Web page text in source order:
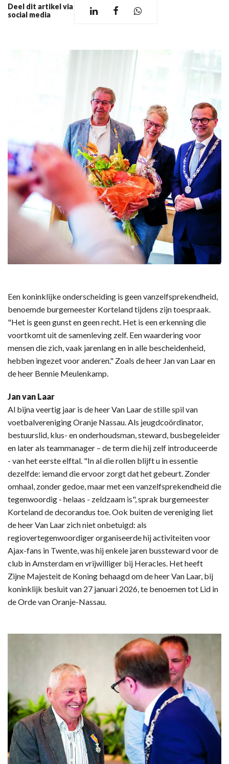
Deel dit artikel via
social media
Een koninklijke onderscheiding is geen vanzelfsprekendheid,
benoemde burgemeester Korteland tijdens zijn toespraak.
"Het is geen gunst en geen recht. Het is een erkenning die
voortkomt uit de samenleving zelf. Een waardering voor
mensen die zich, vaak jarenlang en in alle bescheidenheid,
hebben ingezet voor anderen." Zoals de heer Jan van Laar en
de heer Bennie Meulenkamp.
Jan van Laar
Al bijna veertig jaar is de heer Van Laar de stille spil van
voetbalvereniging Oranje Nassau. Als jeugdcoördinator,
bestuurslid, klus- en onderhoudsman, steward, busbegeleider
en later als teammanager – de term die hij zelf introduceerde
- van het eerste elftal. "In al die rollen blijft u in essentie
dezelfde: iemand die ervoor zorgt dat het gebeurt. Zonder
omhaal, zonder gedoe, maar met een vanzelfsprekendheid die
tegenwoordig - helaas - zeldzaam is", sprak burgemeester
Korteland de decorandus toe. Ook buiten de vereniging liet
de heer Van Laar zich niet onbetuigd: als
regiovertegenwoordiger organiseerde hij activiteiten voor
Ajax-fans in Twente, was hij enkele jaren bussteward voor de
club in Amsterdam en vrijwilliger bij Heracles. Het heeft
Zijne Majesteit de Koning behaagd om de heer Van Laar, bij
koninklijk besluit van 27 januari 2026, te benoemen tot Lid in
de Orde van Oranje-Nassau.